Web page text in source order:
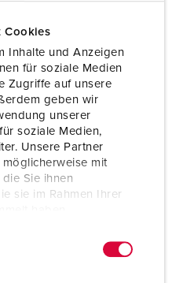
Cookies
Inhalte und Anzeigen
für soziale Medien
Zugriffe auf unsere
geben wir
unserer
soziale Medien,
Unsere Partner
mit
Sie ihnen
sie im Rahmen Ihrer
und Produkten?
Sie das Kontaktformular,
Bestellungen oder
„Ansprechpersonen vor
in Ihrer Nähe